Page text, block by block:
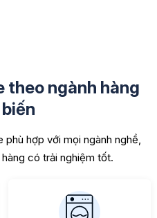
theo ngành hàng
hợp với mọi ngành nghề,
có trải nghiệm tốt.